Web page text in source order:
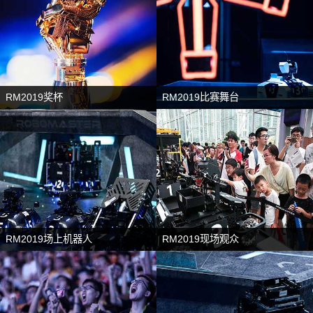
RM2019奖杯 RM2019比赛舞台
RM2019场上机器人 RM2019现场观众